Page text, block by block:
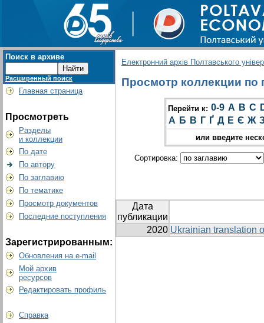
Поиск в архиве
Расширенный поиск
Главная страница
Просмотреть
Разделы
и коллекции
По дате
По автору
По заглавию
По тематике
Просмотр документов
Последние поступления
Зарегистрированным:
Обновления на e-mail
Мой архив
ресурсов
Редактировать профиль
Справка
Електронний архів Полтавського
Просмотр коллекции по
Перейти к: 0-9 A B C
А Б В Г Ґ Д Е Є Ж
или введите
Сортировка:
Дата
публикации
2020 Ukrainian translation